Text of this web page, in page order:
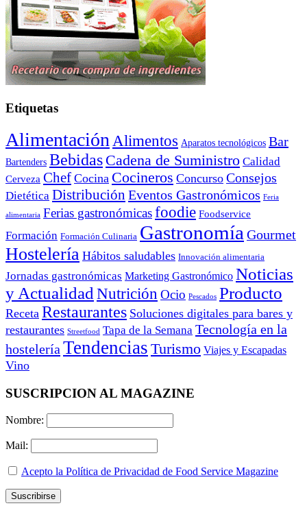
Etiquetas
Alimentación Alimentos Aparatos tecnológicos Bar
Bartenders Bebidas Cadena de Suministro Calidad
Cerveza Chef Cocina Cocineros Concurso Consejos
Dietética Distribución Eventos Gastronómicos Feria
alimentaria Ferias gastronómicasfoodie Foodservice
Formación Formación Culinaria Gastronomía Gourmet
Hostelería Hábitos saludables Innovación alimentaria
Jornadas gastronómicas Marketing Gastronómico Noticias
y Actualidad Nutrición Ocio Pescados Producto
Receta Restaurantes Soluciones digitales para bares y
restaurantes Streetfood Tapa de la Semana Tecnología en la
hostelería Tendencias Turismo Viajes y Escapadas
Vino
SUSCRIPCION AL MAGAZINE
Nombre:
Mail:
Acepto la Política de Privacidad de Food Service Magazine